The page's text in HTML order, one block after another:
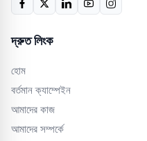
দ্রুত লিংক
হোম
বর্তমান ক্যাম্পেইন
আমাদের কাজ
আমাদের সম্পর্কে